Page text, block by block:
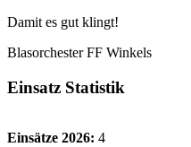
Damit es gut klingt!
Blasorchester FF Winkels
Einsatz Statistik
Einsätze 2026: 4